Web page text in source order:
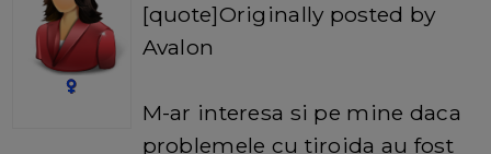
[quote]Originally posted by
Avalon
M-ar interesa si pe mine daca
problemele cu tiroida au fost